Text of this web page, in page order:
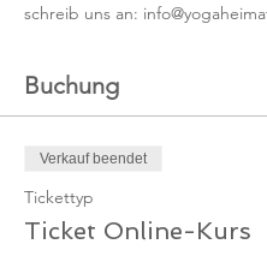
schreib uns an:
Buchung
Verkauf beendet
Tickettyp
Ticket Online-Kurs